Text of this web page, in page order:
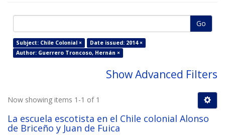
Go
Subject: Chile Colonial ×
Date issued: 2014 ×
Author: Guerrero Troncoso, Hernán ×
Show Advanced Filters
Now showing items 1-1 of 1
La escuela escotista en el Chile colonial Alonso
de Briceño y Juan de Fuica